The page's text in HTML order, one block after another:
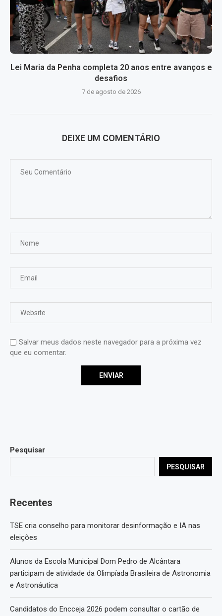
Lei Maria da Penha completa 20 anos entre avanços e
desafios
7 de agosto de 2026
DEIXE UM COMENTÁRIO
Salvar meus dados neste navegador para a próxima vez
que eu comentar.
Pesquisar
PESQUISAR
Recentes
TSE cria conselho para monitorar desinformação e IA nas
eleições
Alunos da Escola Municipal Dom Pedro de Alcântara
participam de atividade da Olimpíada Brasileira de Astronomia
e Astronáutica
Candidatos do Encceja 2026 podem consultar o cartão de